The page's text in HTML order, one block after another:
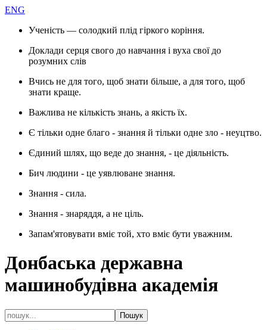
ENG
Ученість — солодкий плід гіркого коріння.
Доклади серця свого до навчання і вуха свої до
розумних слів
Вчись не для того, щоб знати більше, а для того, щоб
знати краще.
Важлива не кількість знань, а якість їх.
Є тільки одне благо - знання й тільки одне зло - неуцтво.
Єдиний шлях, що веде до знання, - це діяльність.
Бич людини - це уявлюване знання.
Знання - сила.
Знання - знаряддя, а не ціль.
Запам'ятовувати вміє той, хто вміє бути уважним.
Донбаська державна
машинобудівна академія